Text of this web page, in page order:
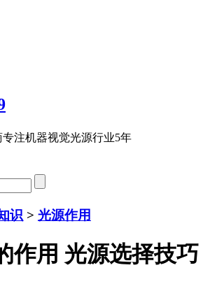
专注机器视觉光源行业5年
识 > 光源作用
作用 光源选择技巧